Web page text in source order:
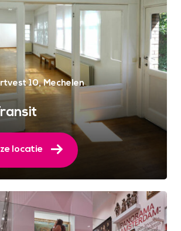
10 Mechelen
locatie